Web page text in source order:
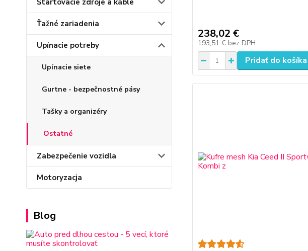
Ťažné zariadenia
Upínacie potreby
Upínacie siete
Gurtne - bezpečnostné pásy
Tašky a organizéry
Ostatné
Zabezpečenie vozidla
Motoryzacja
Blog
238,02 €
193,51 € bez DPH
Pridať do košíka